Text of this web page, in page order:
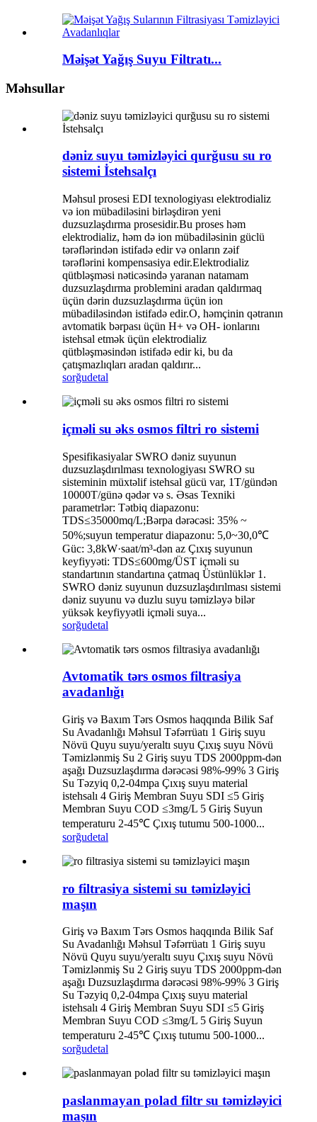
Məişət Yağış Suyu Filtratı...
Məhsullar
dəniz suyu təmizləyici qurğusu su ro
sistemi İstehsalçı
Məhsul prosesi EDI texnologiyası elektrodializ
və ion mübadiləsini birləşdirən yeni
duzsuzlaşdırma prosesidir.Bu proses həm
elektrodializ, həm də ion mübadiləsinin güclü
tərəflərindən istifadə edir və onların zəif
tərəflərini kompensasiya edir.Elektrodializ
qütbləşməsi nəticəsində yaranan natamam
duzsuzlaşdırma problemini aradan qaldırmaq
üçün dərin duzsuzlaşdırma üçün ion
mübadiləsindən istifadə edir.O, həmçinin qətranın
avtomatik bərpası üçün H+ və OH- ionlarını
istehsal etmək üçün elektrodializ
qütbləşməsindən istifadə edir ki, bu da
çatışmazlıqları aradan qaldırır...
sorğudetal
içməli su əks osmos filtri ro sistemi
Spesifikasiyalar SWRO dəniz suyunun
duzsuzlaşdırılması texnologiyası SWRO su
sisteminin müxtəlif istehsal gücü var, 1T/gündən
10000T/günə qədər və s. Əsas Texniki
parametrlər: Tətbiq diapazonu:
TDS≤35000mq/L;Bərpa dərəcəsi: 35% ~
50%;suyun temperatur diapazonu: 5,0~30,0℃
Güc: 3,8kW·saat/m³-dən az Çıxış suyunun
keyfiyyəti: TDS≤600mg/ÜST içməli su
standartının standartına çatmaq Üstünlüklər 1.
SWRO dəniz suyunun duzsuzlaşdırılması sistemi
dəniz suyunu və duzlu suyu təmizləyə bilər
yüksək keyfiyyətli içməli suya...
sorğudetal
Avtomatik tərs osmos filtrasiya
avadanlığı
Giriş və Baxım Tərs Osmos haqqında Bilik Saf
Su Avadanlığı Məhsul Təfərrüatı 1 Giriş suyu
Növü Quyu suyu/yeraltı suyu Çıxış suyu Növü
Təmizlənmiş Su 2 Giriş suyu TDS 2000ppm-dən
aşağı Duzsuzlaşdırma dərəcəsi 98%-99% 3 Giriş
Su Təzyiq 0,2-04mpa Çıxış suyu material
istehsalı 4 Giriş Membran Suyu SDI ≤5 Giriş
Membran Suyu COD ≤3mg/L 5 Giriş Suyun
temperaturu 2-45℃ Çıxış tutumu 500-1000...
sorğudetal
ro filtrasiya sistemi su təmizləyici
maşın
Giriş və Baxım Tərs Osmos haqqında Bilik Saf
Su Avadanlığı Məhsul Təfərrüatı 1 Giriş suyu
Növü Quyu suyu/yeraltı suyu Çıxış suyu Növü
Təmizlənmiş Su 2 Giriş suyu TDS 2000ppm-dən
aşağı Duzsuzlaşdırma dərəcəsi 98%-99% 3 Giriş
Su Təzyiq 0,2-04mpa Çıxış suyu material
istehsalı 4 Giriş Membran Suyu SDI ≤5 Giriş
Membran Suyu COD ≤3mg/L 5 Giriş Suyun
temperaturu 2-45℃ Çıxış tutumu 500-1000...
sorğudetal
paslanmayan polad filtr su təmizləyici
maşın